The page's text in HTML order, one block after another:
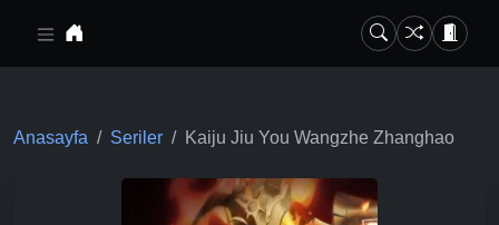
Anasayfa Seriler Kaiju Jiu You Wangzhe Zhanghao